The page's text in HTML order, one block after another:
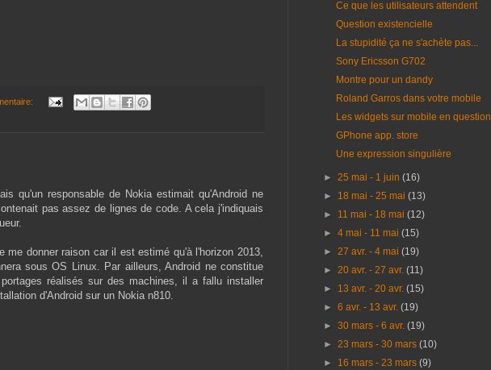
qu'un responsable de Nokia estimait qu'Android ne
pas assez de lignes de code. A cela j'indiquais
donner raison car il est estimé qu'à l'horizon 2013,
sous OS Linux. Par ailleurs, Android ne constitue
réalisés sur des machines, il a fallu installer
d'Android sur un Nokia n810.
Ce que les utilisateurs attendent
Question existencielle
La stupidité ça ne s'achète pas...
Sony Ericsson G702
Montre pour un dandy
Roland Garros dans votre mobile
Les widgets sur mobile en question
GPhone app. store
Une expression singulière
►25 mai - 1 juin(16)
► 18 mai - 25 mai(13)
► 11 mai - 18 mai(12)
►4 mai - 11 mai(15)
►27 avr. - 4 mai(19)
►20 avr. - 27 avr.(11)
► 13 avr. - 20 avr.(15)
►6 avr. - 13 avr.(19)
►30 mars - 6 avr.(19)
►23 mars - 30 mars(10)
► 16 mars - 23 mars(9)